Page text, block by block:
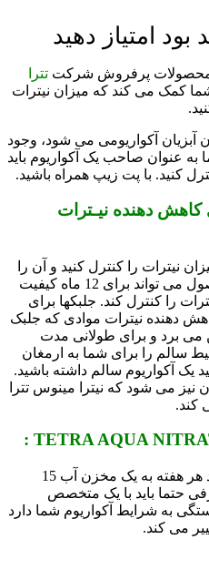
امتیاز دهید
محصولات پرفروش شرکت تترا
کمک می کند که میزان نیترات
آبزیان آکواریومی می شود، وجود
به عنوان صاحب یک آکواریوم باید
کنید. با پت زیپ همراه باشید.
دهنده نیـترات
نیترات را کنترل کنید و آن را
به حد مطلوبش برسانید. این محصول می تواند برای 12 ماه کیفیت
را کنترل کند. جلبکها برای
دهنده نیترات موادی که جلبک
می برد و برای طولانی مدت
سالم را برای شما به ارمغان
یک آکواریوم سالم داشته باشید.
نیز می شود که نیترا مینوس تترا
کند.
12 گرم NitrateMinus را می توانید هر هفته به یک مخزن آب 15
حتما باید با یک متخصص
به شرایط آکواریوم شما دارد
می کند.